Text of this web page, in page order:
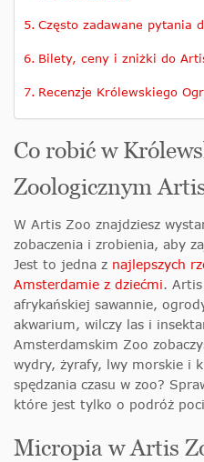
Często zadawane pytania
Bilety, ceny i zniżki do
Recenzje Królewskiego
Co robić w
Zoologicznym
W Artis Zoo znajdziesz
zobaczenia i zrobienia, aby
Jest to jedna z najlepszych
Amsterdamie z dziećmi.
afrykańskiej sawannie,
akwarium, wilczy las i
Amsterdamskim Zoo
wydry, żyrafy, lwy morskie i
spędzania czasu w zoo?
które jest tylko o podróż
Micropia w Artis